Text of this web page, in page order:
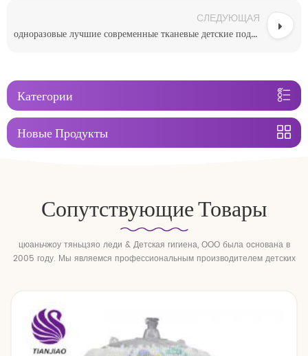
СЛЕДУЮЩАЯ
одноразовые лучшие современные тканевые детские подгузники великобритания предлагает
Категории
Новые Продукты
Сопутствующие Товары
цюаньчжоу тяньцзяо леди & Детская гигиена, ООО была основана в
2005 году. Мы являемся профессиональным производителем детских